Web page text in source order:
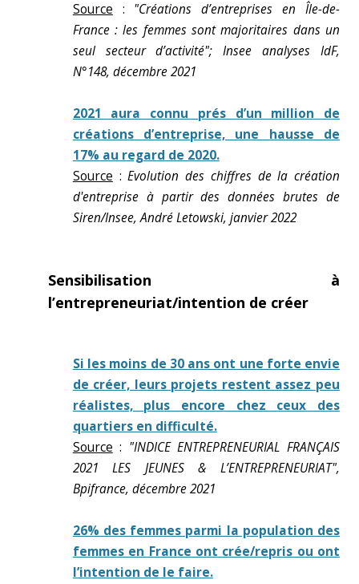
Source : "Créations d’entreprises en Île-de-
France : les femmes sont majoritaires dans un
seul secteur d’activité"; Insee analyses IdF,
N°148, décembre 2021
2021 aura connu prés d’un million de
créations d’entreprise, une hausse de
17% au regard de 2020.
Source :Evolution des chiffres de la création
d'entreprise à partir des données brutes de
Siren/Insee, André Letowski, janvier 2022
Sensibilisation à
l’entrepreneuriat/intention de créer
Si les moins de 30 ans ont une forte envie
de créer, leurs projets restent assez peu
réalistes, plus encore chez ceux des
quartiers en difficulté.
Source : "INDICE ENTREPRENEURIAL FRANÇAIS
2021 LES JEUNES & L’ENTREPRENEURIAT",
Bpifrance, décembre 2021
26% des femmes parmi la population des
femmes en France ont crée/repris ou ont
l’intention de le faire.